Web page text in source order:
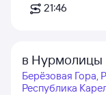
21:46
в Нурмолицы
Берёзовая Гора,
Республика